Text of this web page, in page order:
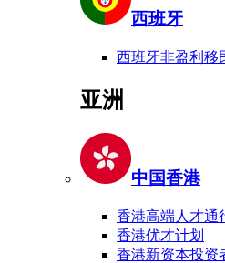
西班牙
西班牙非盈利移
亚洲
中国香港
香港高端人才通
香港优才计划
香港新资本投资